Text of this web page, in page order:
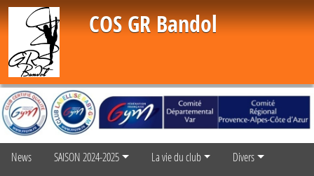
COS GR Bandol
News SAISON 2024-2025 La vie du club
Divers
Panneau de gestion des cookies